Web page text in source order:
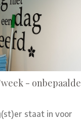
- onbepaalde
staat in voor